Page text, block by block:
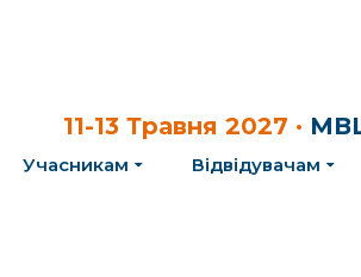
11-13 Травня 2027 ·
Учасникам Відвідувачам